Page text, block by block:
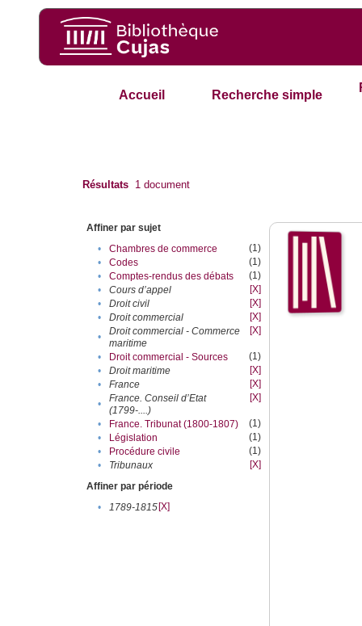
Accueil Recherche simple
Résultats 1 document
Affiner par sujet
•
Chambres de commerce
(1)
•
Codes
(1)
•
Comptes-rendus des débats
(1)
•
Cours d’appel
[X]
•
Droit civil
[X]
•
Droit commercial
[X]
•
Droit commercial - Commerce
maritime
[X]
• Droit commercial - Sources
(1)
•
Droit maritime
[X]
•
France
[X]
•
France. Conseil d’Etat
(1799-....)
[X]
• France. Tribunat (1800-1807)
(1)
•
Législation
(1)
•
Procédure civile
(1)
•
Tribunaux
[X]
Affiner par période
•
1789-1815[X]